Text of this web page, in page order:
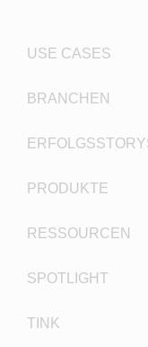
USE CASES
BRANCHEN
PRODUKTE
RESSOURCEN
SPOTLIGHT
TINK